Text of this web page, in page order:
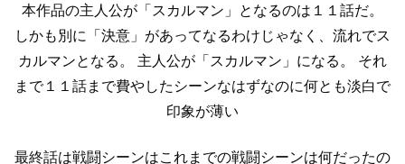
本作品の主人公が「スカルマン」となるのは１１話だ。
しかも別に「決意」があってなるわけじゃなく、流れでス
カルマンとなる。
主人公が「スカルマン」になる。
それ
まで１１話まで費やしたシーンなはずなのに何とも淡白で
印象が薄い
最終話は戦闘シーンはこれまでの戦闘シーンは何だったの